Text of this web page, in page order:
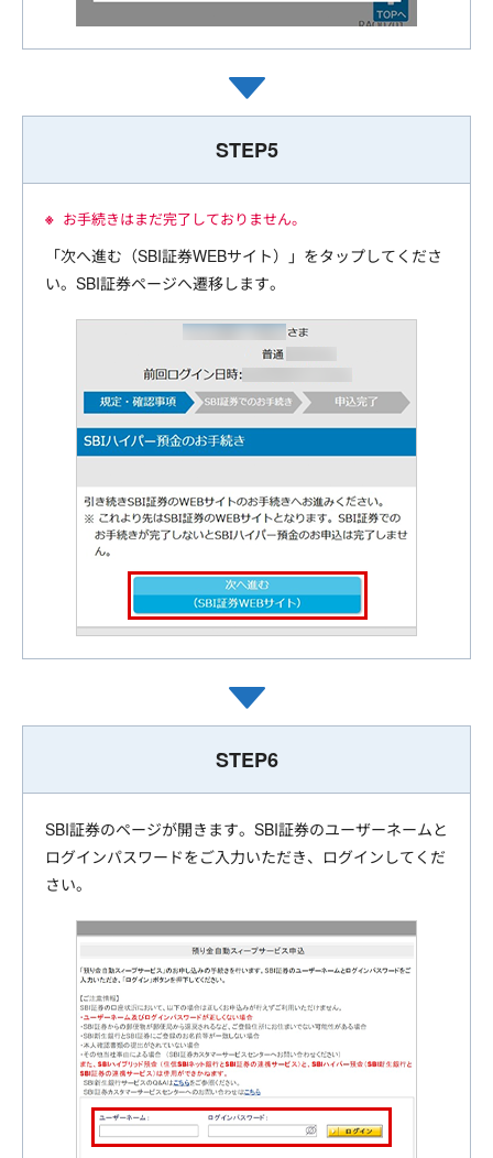
STEP5
お手続きはまだ完了しておりません。
「次へ進む（SBI証券WEBサイト）」をタップしてくださ
い。SBI証券ページへ遷移します。
STEP6
SBI証券のページが開きます。SBI証券のユーザーネームと
ログインパスワードをご入力いただき、ログインしてくだ
さい。